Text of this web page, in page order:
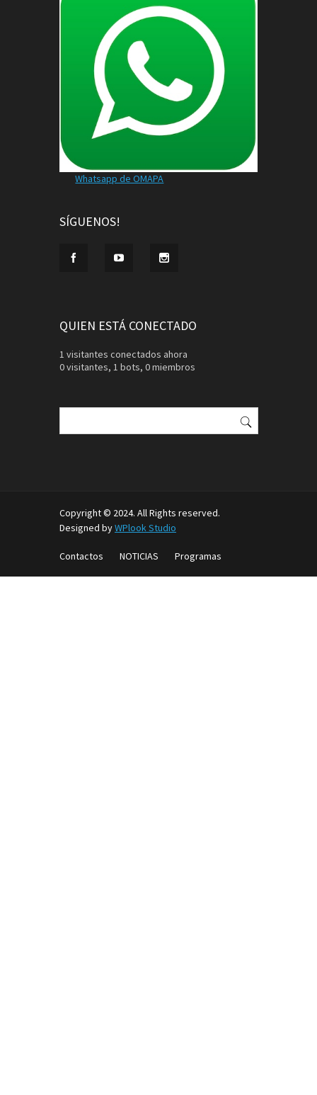
Whatsapp de OMAPA
SÍGUENOS!
QUIEN ESTÁ CONECTADO
1 visitantes conectados ahora
0 visitantes, 1 bots, 0 miembros
Buscar:
Copyright © 2024. All Rights reserved.
Designed byWPlook Studio
Contactos NOTICIAS Programas